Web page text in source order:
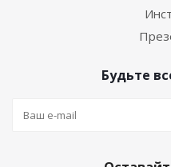
Будьте